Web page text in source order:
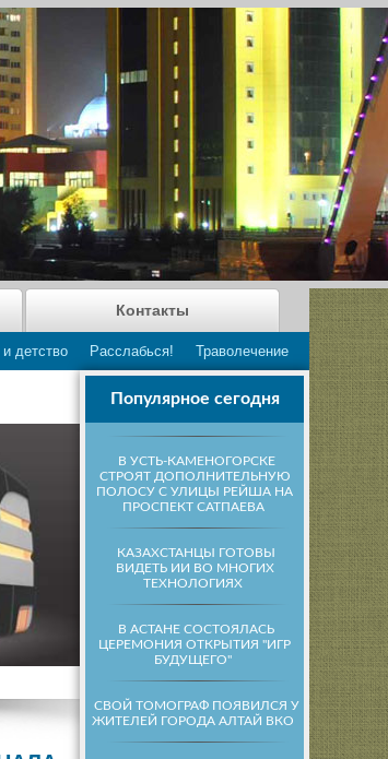
детство Расслабься! Траволечение
Контакты
Популярное сегодня
В УСТЬ-КАМЕНОГОРСКЕ
СТРОЯТ ДОПОЛНИТЕЛЬНУЮ
ПОЛОСУ С УЛИЦЫ РЕЙША НА
ПРОСПЕКТ САТПАЕВА
КАЗАХСТАНЦЫ ГОТОВЫ
ВИДЕТЬ ИИ ВО МНОГИХ
ТЕХНОЛОГИЯХ
В АСТАНЕ СОСТОЯЛАСЬ
ЦЕРЕМОНИЯ ОТКРЫТИЯ "ИГР
БУДУЩЕГО"
СВОЙ ТОМОГРАФ ПОЯВИЛСЯ У
ЖИТЕЛЕЙ ГОРОДА АЛТАЙ ВКО